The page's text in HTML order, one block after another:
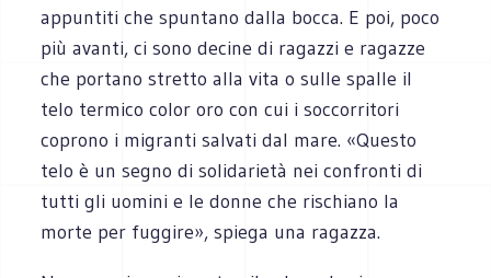
appuntiti che spuntano dalla bocca. E poi, poco
più avanti, ci sono decine di ragazzi e ragazze
che portano stretto alla vita o sulle spalle il
telo termico color oro con cui i soccorritori
coprono i migranti salvati dal mare. «Questo
telo è un segno di solidarietà nei confronti di
tutti gli uomini e le donne che rischiano la
morte per fuggire», spiega una ragazza.